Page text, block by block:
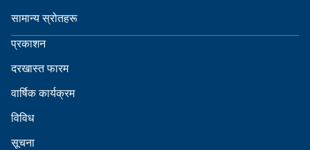
सामान्य स्रोतहरू
प्रकाशन
दरखास्त फारम
वार्षिक कार्यक्रम
विविध
सूचना